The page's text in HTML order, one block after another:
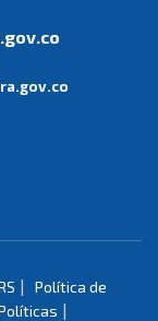
|
Política de
|